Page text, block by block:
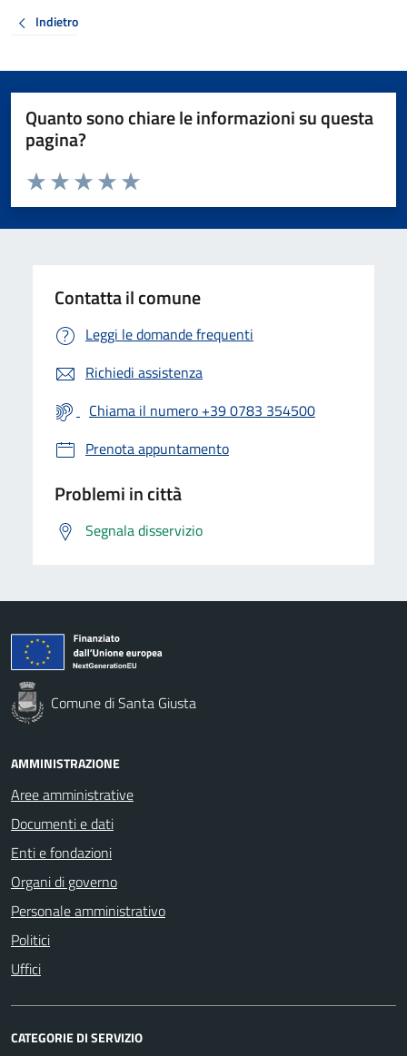
Indietro
Quanto sono chiare le informazioni su questa
pagina?
Valuta da 1 a 5 stelle la pagina
Valuta 5 stelle su 5
Valuta 4 stelle su 5
Valuta 3 stelle su 5
Valuta 2 stelle su 5
Valuta 1 stelle su 5
Contatta il comune
Leggi le domande frequenti
Richiedi assistenza
Chiama il numero +39 0783 354500
Prenota appuntamento
Problemi in città
Segnala disservizio
Comune di Santa Giusta
AMMINISTRAZIONE
Aree amministrative
Documenti e dati
Enti e fondazioni
Organi di governo
Personale amministrativo
Politici
Uffici
CATEGORIE DI SERVIZIO